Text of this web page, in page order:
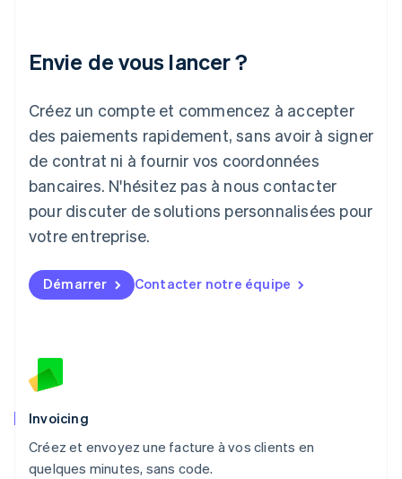
Envie de vous lancer ?
Créez un compte et commencez à accepter
des paiements rapidement, sans avoir à signer
de contrat ni à fournir vos coordonnées
bancaires. N'hésitez pas à nous contacter
pour discuter de solutions personnalisées pour
votre entreprise.
Démarrer Contacter notre équipe
Invoicing
Créez et envoyez une facture à vos clients en
quelques minutes, sans code.
日本語 English
English
Liechtenstein
Deutsch English
Lituanie
English
Luxembourg
FrançaisDeutschEnglish
Malaisie
Malte
English
Mexique
English
Nouvelle-Zélande
Pays-Bas
Nederlands
Pologne
English